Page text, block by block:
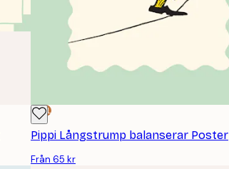
DEAL
Pippi Långstrump balanserar Poster
Från 65 kr